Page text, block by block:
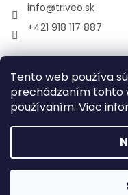
Tento web používa
prechádzaním tohto
používaním. Viac
info@triveo.sk
+421 918 117 887